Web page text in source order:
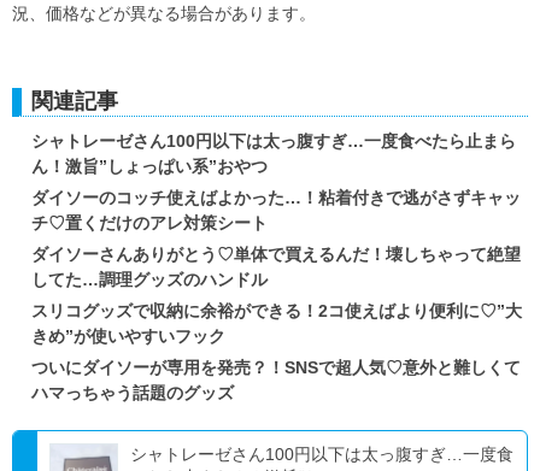
況、価格などが異なる場合があります。
関連記事
シャトレーゼさん100円以下は太っ腹すぎ…一度食べたら止まら
ん！激旨”しょっぱい系”おやつ
ダイソーのコッチ使えばよかった…！粘着付きで逃がさずキャッ
チ♡置くだけのアレ対策シート
ダイソーさんありがとう♡単体で買えるんだ！壊しちゃって絶望
してた…調理グッズのハンドル
スリコグッズで収納に余裕ができる！2コ使えばより便利に♡”大
きめ”が使いやすいフック
ついにダイソーが専用を発売？！SNSで超人気♡意外と難しくて
ハマっちゃう話題のグッズ
シャトレーゼさん100円以下は太っ腹すぎ…一度食